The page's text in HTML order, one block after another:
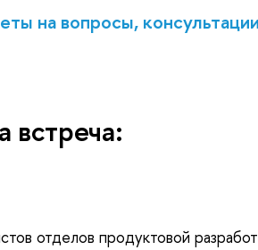
на вопросы,
встреча:
отделов продуктовой